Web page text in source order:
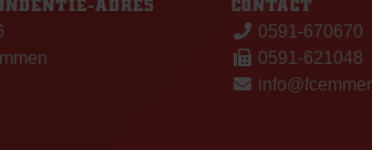
ADRES CONTACT
0591-670670
0591-621048